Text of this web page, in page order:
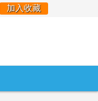
加入收藏